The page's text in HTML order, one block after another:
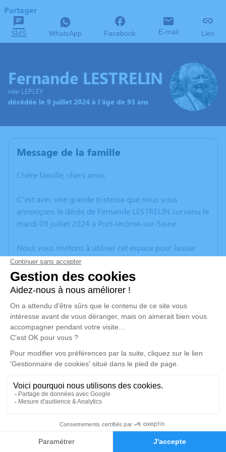
Faire-part Hommages
Partager
SMS WhatsApp Facebook E-mail Lien
Fernande LESTRELIN
née LEPLEY
décédée le 9 juillet 2024 à l'âge de 93 ans
Message de la famille
Chère famille, chers amis,
C’est avec une grande tristesse que nous vous
annonçons le décès de Fernande LESTRELIN survenu le
mardi 09 juillet 2024 à Port-Jérôme-sur-Seine.
Nous vous invitons à utiliser cet espace pour laisser
vos condoléances, partager des photos souvenirs, une
anecdote ou exprimer vos pensées à travers des
poèmes ou des textes. Cet endroit est un lieu
d'expression dédié à honorer la mémoire de Fernande
LESTRELIN.
Un service de plantation d’arbre hommage est
disponible ici.
Je rends hommage
Cérémonie religieuse
Église Saint Maurice de Saint-Maurice-
d'Ételan